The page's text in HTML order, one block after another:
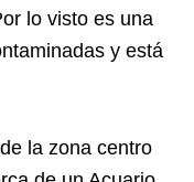
lo visto es una
y está
la zona centro